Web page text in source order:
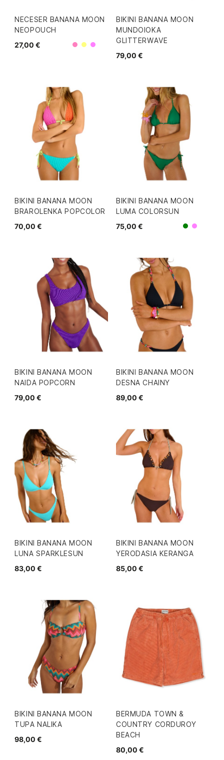
NECESER BANANA MOON
NEOPOUCH
27,00 €
RosaAmarillo
Morado
BIKINI BANANA MOON
MUNDOIOKA
GLITTERWAVE
79,00 €
BIKINI BANANA MOON
BRAROLENKA POPCOLOR
70,00 €
BIKINI BANANA MOON
LUMA COLORSUN
75,00 €
Verde
BIKINI BANANA MOON
NAIDA POPCORN
79,00 €
BIKINI BANANA MOON
DESNA CHAINY
89,00 €
BIKINI BANANA MOON
LUNA SPARKLESUN
83,00 €
BIKINI BANANA MOON
YERODASIA KERANGA
85,00 €
BIKINI BANANA MOON
TUPA NALIKA
98,00 €
BERMUDA TOWN &
COUNTRY CORDUROY
BEACH
80,00 €